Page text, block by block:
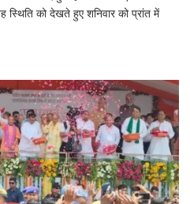
ब्रिटिश
की
आग
का
तांडव,
20
हजार
लोग
को देखते हुए शनिवार को प्रांत में